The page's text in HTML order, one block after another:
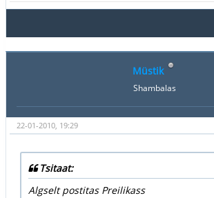
Müstik
Shambalas
22-01-2010, 19:29
Tsitaat:
Algselt postitas Preilikass